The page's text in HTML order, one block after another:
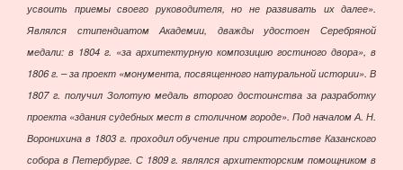
усвоить приемы своего руководителя, но не развивать их далее».
Являлся стипендиатом Академии, дважды удостоен Серебряной
медали: в 1804 г. «за архитектурную композицию гостиного двора», в
1806 г. – за проект «монумента, посвященного натуральной истории». В
1807 г. получил Золотую медаль второго достоинства за разработку
проекта «здания судебных мест в столичном городе». Под началом А. Н.
Воронихина в 1803 г. проходил обучение при строительстве Казанского
собора в Петербурге. С 1809 г. являлся архитекторским помощником в